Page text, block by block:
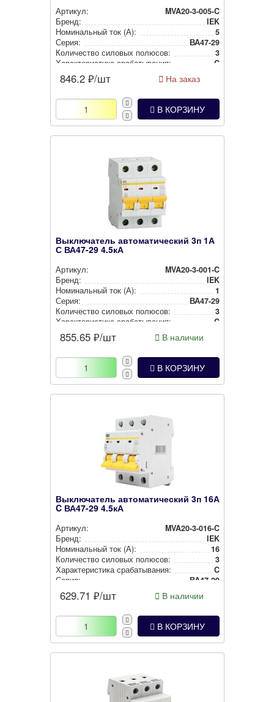
Артикул:
MVA20-3-005-C
Бренд:
IEK
Номи­наль­ный ток (А):
5
Серия:
ВА47-29
Количество силовых полюсов:
3
Харак­те­рис­ти­ка сра­ба­ты­ва­ния:
C
846.2 ₽/шт На заказ
В КОРЗИНУ
Выключатель автоматический 3п 1А
С ВА47-29 4.5кА
Артикул:
MVA20-3-001-C
Бренд:
IEK
Номи­наль­ный ток (А):
1
Серия:
ВА47-29
Количество силовых полюсов:
3
Харак­те­рис­ти­ка сра­ба­ты­ва­ния:
C
855.65 ₽/шт В наличии
В КОРЗИНУ
Выключатель автоматический 3п 16А
C ВА47-29 4.5кА
Артикул:
MVA20-3-016-C
Бренд:
IEK
Номи­наль­ный ток (А):
16
Количество силовых полюсов:
3
Харак­те­рис­ти­ка сра­ба­ты­ва­ния:
C
Серия:
ВА47-29
629.71 ₽/шт В наличии
В КОРЗИНУ